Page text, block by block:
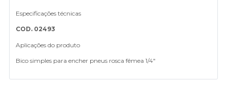
Especificações técnicas
COD. 02493
Aplicações do produto
Bico simples para encher pneus rosca fêmea 1/4"